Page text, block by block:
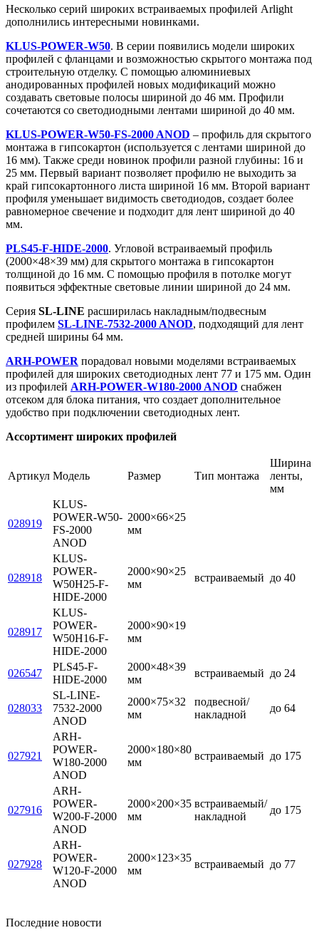
Несколько серий широких встраиваемых профилей Arlight
дополнились интересными новинками.
KLUS-POWER-W50. В серии появились модели широких
профилей с фланцами и возможностью скрытого монтажа под
строительную отделку. С помощью алюминиевых
анодированных профилей новых модификаций можно
создавать световые полосы шириной до 46 мм. Профили
сочетаются со светодиодными лентами шириной до 40 мм.
KLUS-POWER-W50-FS-2000 ANOD – профиль для скрытого
монтажа в гипсокартон (используется с лентами шириной до
16 мм). Также среди новинок профили разной глубины: 16 и
25 мм. Первый вариант позволяет профилю не выходить за
край гипсокартонного листа шириной 16 мм. Второй вариант
профиля уменьшает видимость светодиодов, создает более
равномерное свечение и подходит для лент шириной до 40
мм.
PLS45-F-HIDE-2000. Угловой встраиваемый профиль
(2000×48×39 мм) для скрытого монтажа в гипсокартон
толщиной до 16 мм. С помощью профиля в потолке могут
появиться эффектные световые линии шириной до 24 мм.
Серия SL-LINE расширилась накладным/подвесным
профилем SL-LINE-7532-2000 ANOD, подходящий для лент
средней ширины 64 мм.
ARH-POWER порадовал новыми моделями встраиваемых
профилей для широких светодиодных лент 77 и 175 мм. Один
из профилей ARH-POWER-W180-2000 ANOD снабжен
отсеком для блока питания, что создает дополнительное
удобство при подключении светодиодных лент.
Ассортимент широких профилей
Артикул Модель Размер Тип монтажа
Ширина
ленты,
мм
028919
KLUS-
POWER-W50-
FS-2000
ANOD
2000×66×25
мм
встраиваемый до 40
028918
KLUS-
POWER-
W50H25-F-
HIDE-2000
2000×90×25
мм
028917
KLUS-
POWER-
W50H16-F-
HIDE-2000
2000×90×19
мм
026547
PLS45-F-
HIDE-2000
2000×48×39
мм
встраиваемый до 24
028033
SL-LINE-
7532-2000
ANOD
2000×75×32
мм
подвесной/
накладной
до 64
027921
ARH-
POWER-
W180-2000
ANOD
2000×180×80
мм
встраиваемый до 175
027916
ARH-
POWER-
W200-F-2000
ANOD
2000×200×35
мм
встраиваемый/
накладной
до 175
027928
ARH-
POWER-
W120-F-2000
ANOD
2000×123×35
мм
встраиваемый до 77
Последние новости